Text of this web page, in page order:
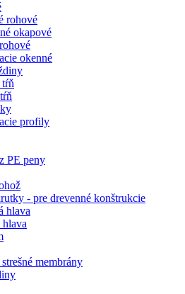
rohové
okapové
okenné
profily
PE peny
- pre drevenné konštrukcie
hlava
hlava
membrány